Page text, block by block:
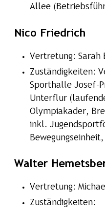
Allee
Nico Friedrich
Vertretung: Sarah
Zuständigkeiten:
Sporthalle Josef-
Unterflur
Olympiakader,
inkl.
Walter
Vertretung:
Zuständigkeiten: